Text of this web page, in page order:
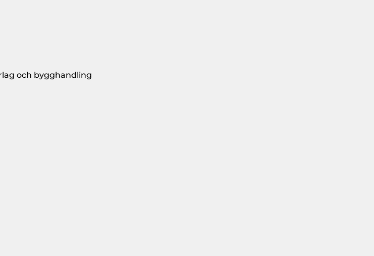
och bygghandling